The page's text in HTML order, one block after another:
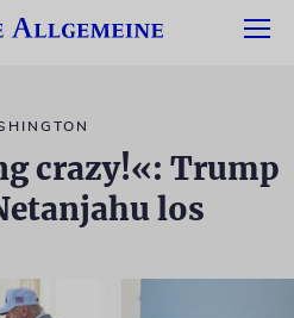
crazy!«: Trump
los